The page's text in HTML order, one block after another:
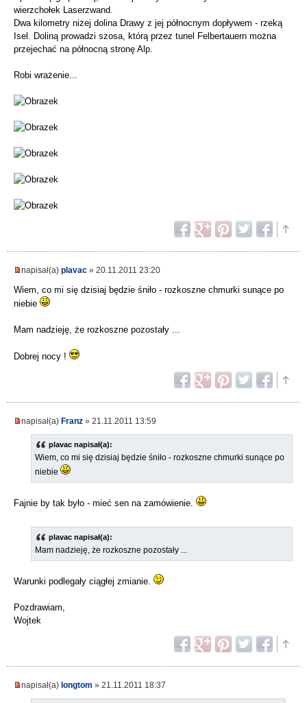
wierzchołek Laserzwand.
Dwa kilometry niżej dolina Drawy z jej północnym dopływem - rzeką
Isel. Doliną prowadzi szosa, którą przez tunel Felbertauern można
przejechać na północną stronę Alp.
Robi wrażenie...
napisał(a) plavac » 20.11.2011 23:20
Wiem, co mi się dzisiaj będzie śniło - rozkoszne chmurki sunące po
niebie
Mam nadzieję, że rozkoszne pozostały ...
Dobrej nocy !
napisał(a) Franz » 21.11.2011 13:59
plavac napisał(a):
Wiem, co mi się dzisiaj będzie śniło - rozkoszne chmurki sunące po
niebie
Fajnie by tak było - mieć sen na zamówienie.
plavac napisał(a):
Mam nadzieję, że rozkoszne pozostały ...
Warunki podlegały ciągłej zmianie.
Pozdrawiam,
Wojtek
napisał(a) longtom » 21.11.2011 18:37